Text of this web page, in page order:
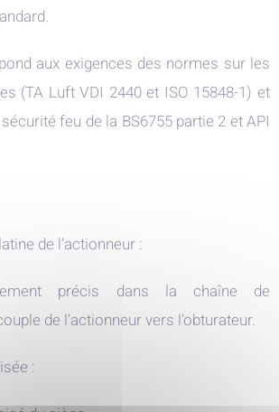
aux exigences des normes sur les
(TA Luft VDI 2440 et ISO 15848-1) et
feu de la BS6755 partie 2 et API
de l'actionneur :
précis dans la chaîne de
de l'actionneur vers l'obturateur.
: